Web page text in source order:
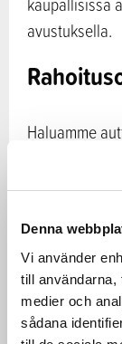
Denna
Vi använder
till användarna,
medier och
sådana
avustuksella.
Haluamme
ja tukea
vain kestäviä
edistävät
hillitsemistä.